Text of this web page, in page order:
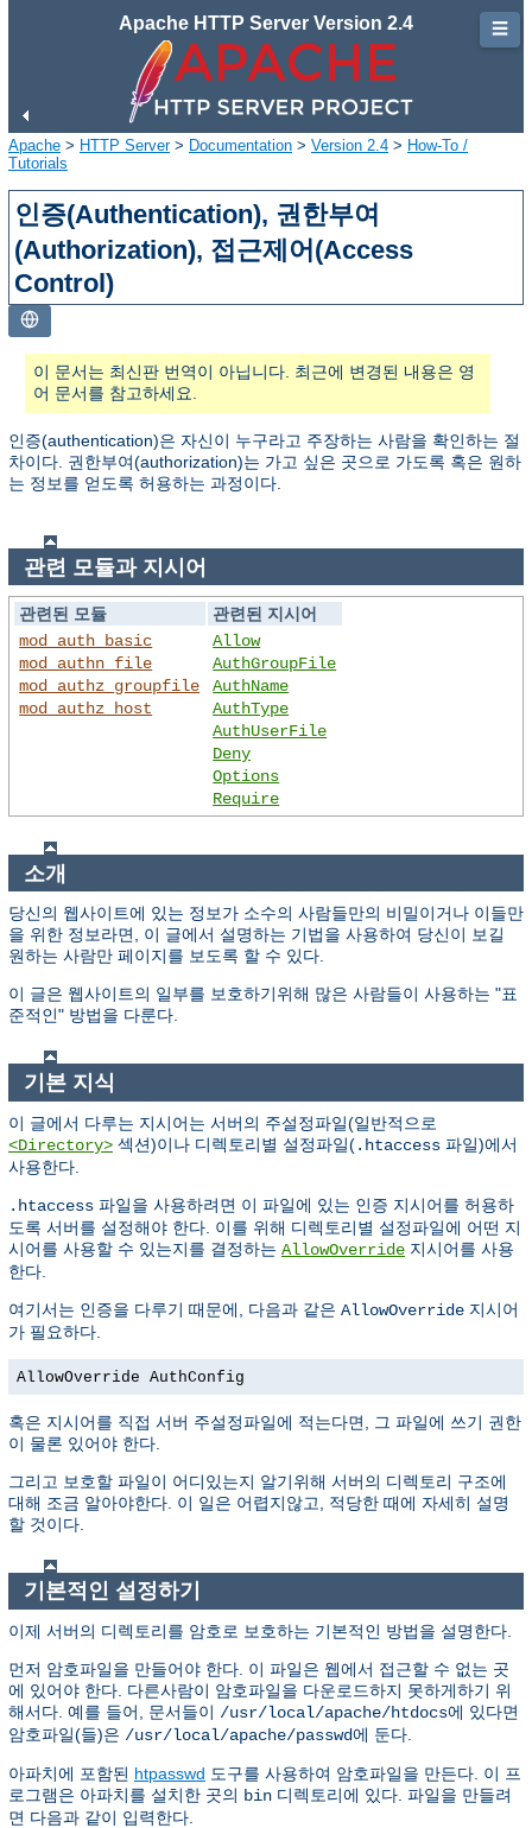
Apache HTTP Server Version 2.4
Apache > HTTP Server> Documentation > Version 2.4 > How-To /
Tutorials
인증(Authentication), 권한부여
(Authorization), 접근제어(Access
Control)
이 문서는 최신판 번역이 아닙니다. 최근에 변경된 내용은 영
어 문서를 참고하세요.
인증(authentication)은 자신이 누구라고 주장하는 사람을 확인하는 절
차이다. 권한부여(authorization)는 가고 싶은 곳으로 가도록 혹은 원하
는 정보를 얻도록 허용하는 과정이다.
관련 모듈과 지시어
관련된 모듈
관련된 지시어
mod_auth_basic
mod_authn_file
mod_authz_groupfile
mod_authz_host
Allow
AuthGroupFile
AuthName
AuthType
AuthUserFile
Deny
Options
Require
소개
당신의 웹사이트에 있는 정보가 소수의 사람들만의 비밀이거나 이들만
을 위한 정보라면, 이 글에서 설명하는 기법을 사용하여 당신이 보길
원하는 사람만 페이지를 보도록 할 수 있다.
이 글은 웹사이트의 일부를 보호하기위해 많은 사람들이 사용하는 "표
준적인" 방법을 다룬다.
기본 지식
이 글에서 다루는 지시어는 서버의 주설정파일(일반적으로
<Directory> 섹션)이나 디렉토리별 설정파일(.htaccess 파일)에서
사용한다.
.htaccess 파일을 사용하려면 이 파일에 있는 인증 지시어를 허용하
도록 서버를 설정해야 한다. 이를 위해 디렉토리별 설정파일에 어떤 지
시어를 사용할 수 있는지를 결정하는 AllowOverride 지시어를 사용
한다.
여기서는 인증을 다루기 때문에, 다음과 같은 AllowOverride 지시어
가 필요하다.
AllowOverride AuthConfig
혹은 지시어를 직접 서버 주설정파일에 적는다면, 그 파일에 쓰기 권한
이 물론 있어야 한다.
그리고 보호할 파일이 어디있는지 알기위해 서버의 디렉토리 구조에
대해 조금 알아야한다. 이 일은 어렵지않고, 적당한 때에 자세히 설명
할 것이다.
기본적인 설정하기
이제 서버의 디렉토리를 암호로 보호하는 기본적인 방법을 설명한다.
먼저 암호파일을 만들어야 한다. 이 파일은 웹에서 접근할 수 없는 곳
에 있어야 한다. 다른사람이 암호파일을 다운로드하지 못하게하기 위
해서다. 예를 들어, 문서들이 /usr/local/apache/htdocs에 있다면
암호파일(들)은 /usr/local/apache/passwd에 둔다.
아파치에 포함된 htpasswd 도구를 사용하여 암호파일을 만든다. 이 프
로그램은 아파치를 설치한 곳의 bin 디렉토리에 있다. 파일을 만들려
면 다음과 같이 입력한다.
☰